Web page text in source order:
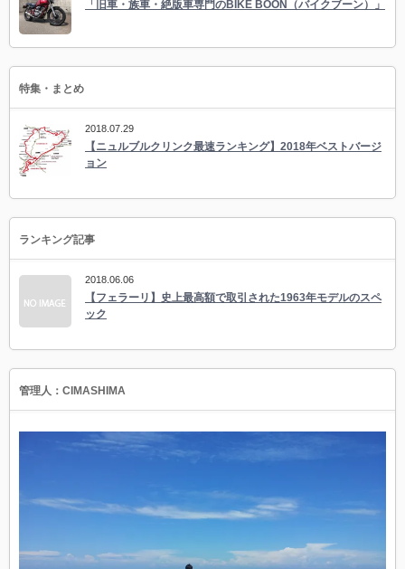
「旧車・族車・絶版車専門のBIKE BOON（バイクブーン）」
特集・まとめ
2018.07.29
【ニュルブルクリンク最速ランキング】2018年ベストバージ
ョン
ランキング記事
2018.06.06
【フェラーリ】史上最高額で取引された1963年モデルのスペ
ック
管理人：CIMASHIMA